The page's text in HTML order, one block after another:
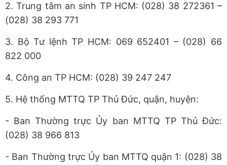
2. Trung tâm an sinh TP HCM: (028) 38 272361 –
(028) 38 293 771
3. Bộ Tư lệnh TP HCM: 069 652401 – (028) 66
822 000
4. Công an TP HCM: (028) 39 247 247
5. Hệ thống MTTQ TP Thủ Đức, quận, huyện:
- Ban Thường trực Ủy ban MTTQ TP Thủ Đức:
(028) 38 966 813
- Ban Thường trực Ủy ban MTTQ quận 1: (028) 38